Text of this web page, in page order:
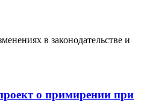
в законодательстве и
о примирении при